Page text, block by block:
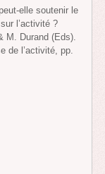
elle soutenir le
l’activité ?
M. Durand (Eds).
de l’activité, pp.